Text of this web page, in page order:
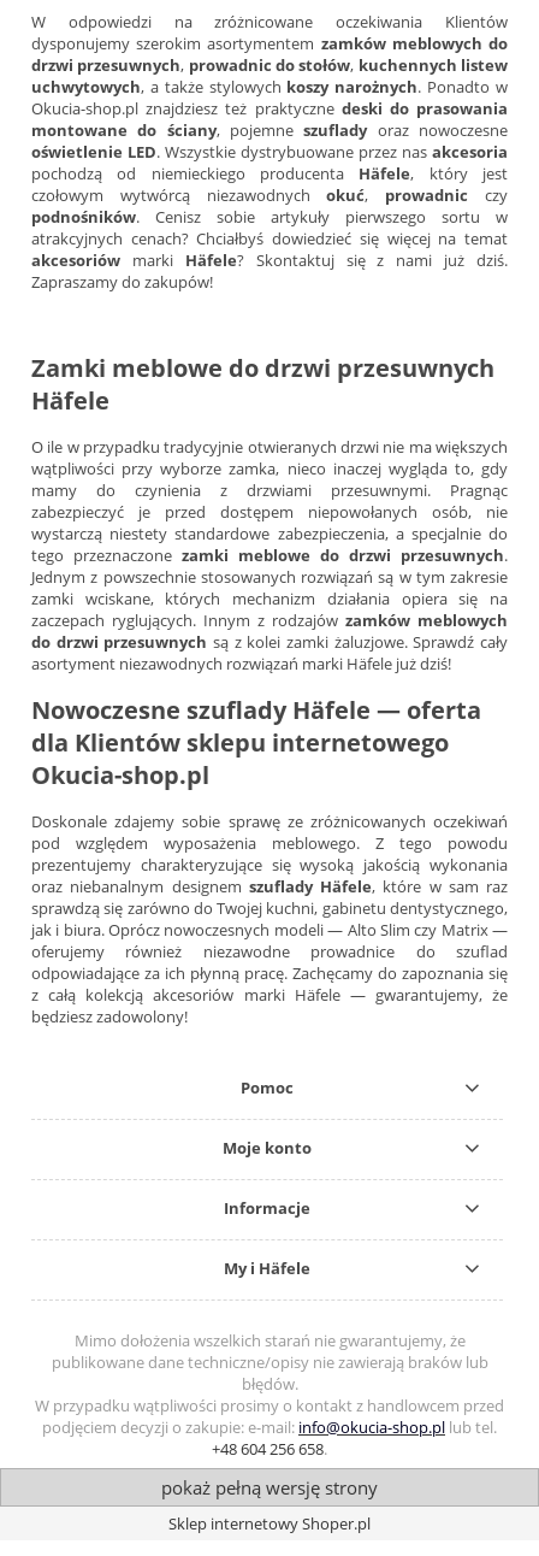
W odpowiedzi na zróżnicowane oczekiwania Klientów
dysponujemy szerokim asortymentem zamków meblowych do
drzwi przesuwnych, prowadnic do stołów, kuchennych listew
uchwytowych, a także stylowych koszy narożnych. Ponadto w
Okucia-shop.pl znajdziesz też praktyczne deski do prasowania
montowane do ściany, pojemneszufladyoraz nowoczesne
oświetlenie LED. Wszystkie dystrybuowane przez nas akcesoria
pochodzą od niemieckiego producenta Häfele, który jest
czołowym wytwórcą niezawodnychokuć, prowadnic czy
podnośników. Cenisz sobie artykuły pierwszego sortu w
atrakcyjnych cenach? Chciałbyś dowiedzieć się więcej na temat
akcesoriów marki Häfele? Skontaktuj się z nami już dziś.
Zapraszamy do zakupów!
Zamki meblowe do drzwi przesuwnych
Häfele
O ile w przypadku tradycyjnie otwieranych drzwi nie ma większych
wątpliwości przy wyborze zamka, nieco inaczej wygląda to, gdy
mamy do czynienia z drzwiami przesuwnymi. Pragnąc
zabezpieczyć je przed dostępem niepowołanych osób, nie
wystarczą niestety standardowe zabezpieczenia, a specjalnie do
tego przeznaczone zamki meblowe do drzwi przesuwnych.
Jednym z powszechnie stosowanych rozwiązań są w tym zakresie
zamki wciskane, których mechanizm działania opiera się na
zaczepach ryglujących. Innym z rodzajów zamków meblowych
do drzwi przesuwnych są z kolei zamki żaluzjowe. Sprawdź cały
asortyment niezawodnych rozwiązań marki Häfele już dziś!
Nowoczesne szuflady Häfele — oferta
dla Klientów sklepu internetowego
Okucia-shop.pl
Doskonale zdajemy sobie sprawę ze zróżnicowanych oczekiwań
pod względem wyposażenia meblowego. Z tego powodu
prezentujemy charakteryzujące się wysoką jakością wykonania
oraz niebanalnym designem szuflady Häfele, które w sam raz
sprawdzą się zarówno do Twojej kuchni, gabinetu dentystycznego,
jak i biura. Oprócz nowoczesnych modeli — Alto Slim czy Matrix —
oferujemy również niezawodne prowadnice do szuflad
odpowiadające za ich płynną pracę. Zachęcamy do zapoznania się
z całą kolekcją akcesoriów marki Häfele — gwarantujemy, że
będziesz zadowolony!
Pomoc
Moje konto
Informacje
My i Häfele
Mimo dołożenia wszelkich starań nie gwarantujemy, że
publikowane dane techniczne/opisy nie zawierają braków lub
błędów.
W przypadku wątpliwości prosimy o kontakt z handlowcem przed
podjęciem decyzji o zakupie: e-mail: info@okucia-shop.pl lub tel.
+48 604 256 658.
pokaż pełną wersję strony
Sklep internetowy Shoper.pl